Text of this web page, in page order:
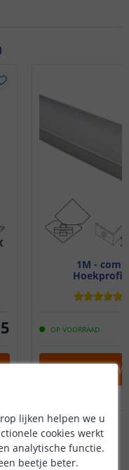
1M -
OP VOORRAAD
IN
lijken helpen we u
cookies werkt
analytische functie.
beetje beter.